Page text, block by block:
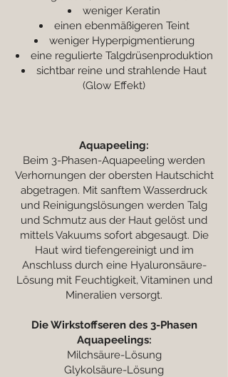
weniger Keratin
einen ebenmäßigeren Teint
weniger Hyperpigmentierung
eine regulierte Talgdrüsenproduktion
sichtbar reine und strahlende Haut
(Glow Effekt)
Aquapeeling:
Beim 3-Phasen-Aquapeeling werden
Verhornungen der obersten Hautschicht
abgetragen. Mit sanftem Wasserdruck
und Reinigungslösungen werden Talg
und Schmutz aus der Haut gelöst und
mittels Vakuums sofort abgesaugt. Die
Haut wird tiefengereinigt und im
Anschluss durch eine Hyaluronsäure-
Lösung mit Feuchtigkeit, Vitaminen und
Mineralien versorgt.
Die Wirkstoffseren des 3-Phasen
Aquapeelings:
Milchsäure-Lösung
Glykolsäure-Lösung